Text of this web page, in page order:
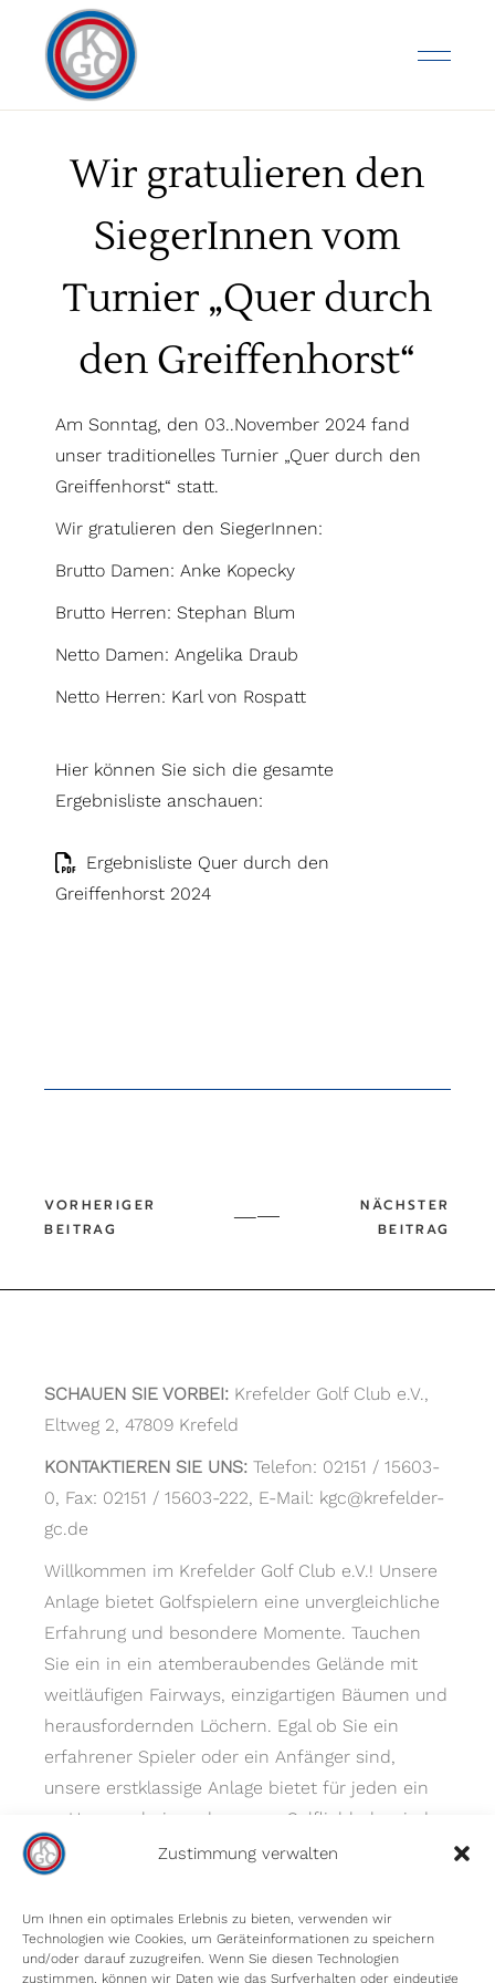
Zustimmung verwalten
Um Ihnen ein optimales Erlebnis zu bieten, verwenden wir
Technologien wie Cookies, um Geräteinformationen zu speichern
und/oder darauf zuzugreifen. Wenn Sie diesen Technologien
zustimmen, können wir Daten wie das Surfverhalten oder eindeutige
Wir gratulieren den
SiegerInnen vom
Turnier „Quer durch
den Greiffenhorst“
Am Sonntag, den 03..November 2024 fand
unser traditionelles Turnier „Quer durch den
Greiffenhorst“ statt.
Wir gratulieren den SiegerInnen:
Brutto Damen: Anke Kopecky
Brutto Herren: Stephan Blum
Netto Damen: Angelika Draub
Netto Herren: Karl von Rospatt
Hier können Sie sich die gesamte
Ergebnisliste anschauen:
Ergebnisliste Quer durch den
Greiffenhorst 2024
SCHAUEN SIE VORBEI: Krefelder Golf Club e.V.,
Eltweg 2, 47809 Krefeld
KONTAKTIEREN SIE UNS: Telefon: 02151 / 15603-
0, Fax: 02151 / 15603-222, E-Mail: kgc@krefelder-
gc.de
Willkommen im Krefelder Golf Club e.V.! Unsere
Anlage bietet Golfspielern eine unvergleichliche
Erfahrung und besondere Momente. Tauchen
Sie ein in ein atemberaubendes Gelände mit
weitläufigen Fairways, einzigartigen Bäumen und
herausfordernden Löchern. Egal ob Sie ein
erfahrener Spieler oder ein Anfänger sind,
unsere erstklassige Anlage bietet für jeden ein
zu Hause – bei uns kommen Golfliebhaber jeder
Spielstärke auf ihre Kosten.